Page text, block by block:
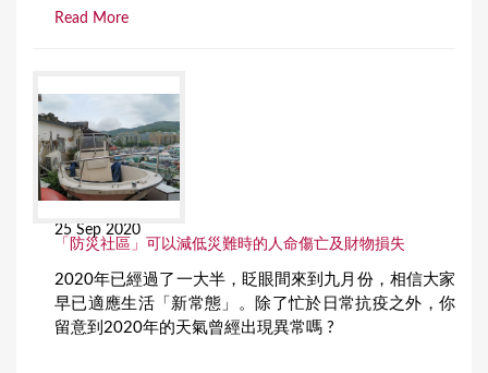
Read More
25 Sep 2020
「防災社區」可以減低災難時的人命傷亡及財物損失
2020年已經過了一大半，眨眼間來到九月份，相信大家
早已適應生活「新常態」。除了忙於日常抗疫之外，你
留意到2020年的天氣曾經出現異常嗎 ?